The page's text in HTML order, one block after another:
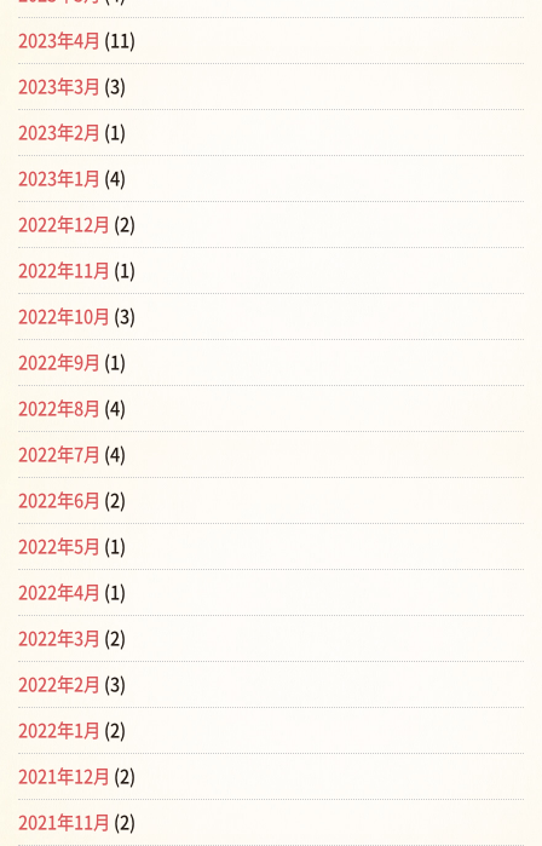
2023年4月 (11)
2023年3月 (3)
2023年2月 (1)
2023年1月 (4)
2022年12月 (2)
2022年11月 (1)
2022年10月 (3)
2022年9月 (1)
2022年8月 (4)
2022年7月 (4)
2022年6月 (2)
2022年5月 (1)
2022年4月 (1)
2022年3月 (2)
2022年2月 (3)
2022年1月 (2)
2021年12月 (2)
2021年11月 (2)